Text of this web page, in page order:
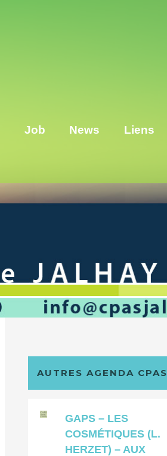
Job News Liens
AUTRES AGENDA CPAS
GAPS – LES
COSMÉTIQUES (L.
HERZET) – AUX